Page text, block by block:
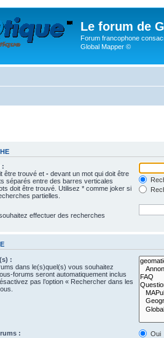
Le forum de
Forum francophone
Global Mapper ©
:
être trouvé et - devant un mot qui doit être
séparés entre des barres verticales
doit être trouvé. Utilisez * comme joker si
partielles.
effectuer des recherches
:
dans le(s)quel(s) vous souhaitez
forums seront automatiquement inclus
pas l’option « Rechercher dans les
:
Oui